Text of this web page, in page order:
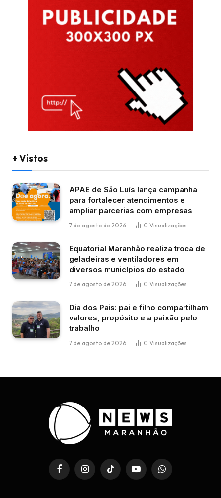
+ Vistos
APAE de São Luís lança campanha
para fortalecer atendimentos e
ampliar parcerias com empresas
7 de agosto de 2026 0 Visualizações
Equatorial Maranhão realiza troca de
geladeiras e ventiladores em
diversos municípios do estado
7 de agosto de 2026 0 Visualizações
Dia dos Pais: pai e filho compartilham
valores, propósito e a paixão pelo
trabalho
7 de agosto de 2026 0 Visualizações
FacebookInstagramTikTok YouTubeWhatsApp